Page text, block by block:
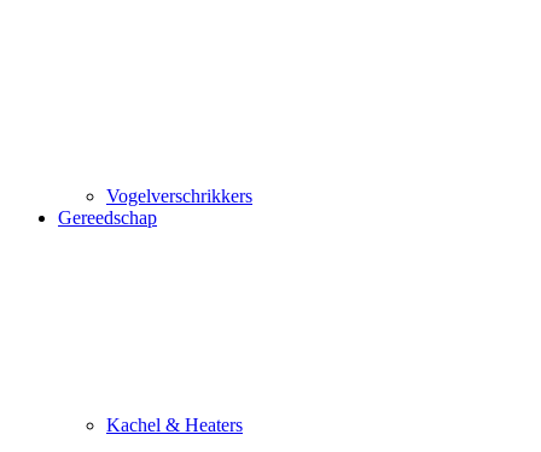
Vogelverschrikkers
Gereedschap
Kachel & Heaters